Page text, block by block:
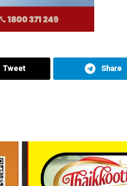
Tweet Share